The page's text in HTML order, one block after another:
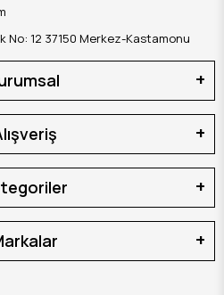
No: 12 37150 Merkez-Kastamonu